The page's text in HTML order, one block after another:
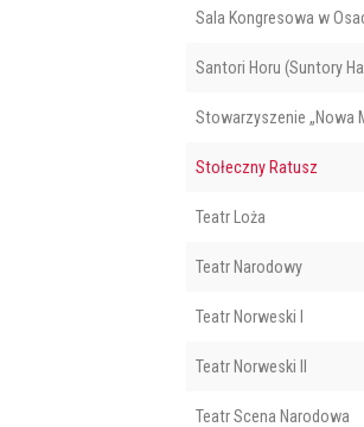
Sala Kongresowa w
Santori Horu (Suntory
Stowarzyszenie „Nowa
Stołeczny Ratusz
Teatr Loża
Teatr Narodowy
Teatr Norweski I
Teatr Norweski II
Teatr Scena Narodowa